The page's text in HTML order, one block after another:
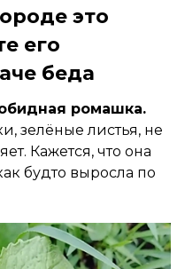
это
его
беда
ромашка.
зелёные листья, не
Кажется, что она
будто выросла по